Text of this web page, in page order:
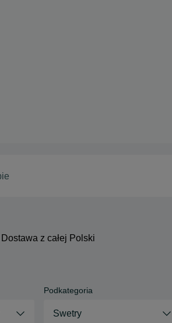
Dostawa z całej Polski
Podkategoria
Swetry